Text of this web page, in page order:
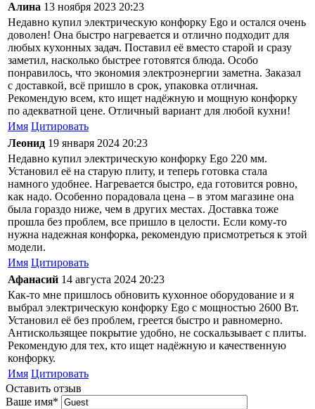
Алина 13 ноября 2023 20:23
Недавно купил электрическую конфорку Ego и остался очень
доволен! Она быстро нагревается и отлично подходит для
любых кухонных задач. Поставил её вместо старой и сразу
заметил, насколько быстрее готовятся блюда. Особо
понравилось, что экономия электроэнергии заметна. Заказал
с доставкой, всё пришло в срок, упаковка отличная.
Рекомендую всем, кто ищет надёжную и мощную конфорку
по адекватной цене. Отличный вариант для любой кухни!
Имя Цитировать
Леонид 19 января 2024 20:23
Недавно купил электрическую конфорку Ego 220 мм.
Установил её на старую плиту, и теперь готовка стала
намного удобнее. Нагревается быстро, еда готовится ровно,
как надо. Особенно порадовала цена – в этом магазине она
была гораздо ниже, чем в других местах. Доставка тоже
прошла без проблем, все пришло в целости. Если кому-то
нужна надежная конфорка, рекомендую присмотреться к этой
модели.
Имя Цитировать
Афанасий 14 августа 2024 20:23
Как-то мне пришлось обновить кухонное оборудование и я
выбрал электрическую конфорку Ego с мощностью 2600 Вт.
Установил её без проблем, греется быстро и равномерно.
Антискользящее покрытие удобно, не соскальзывает с плиты.
Рекомендую для тех, кто ищет надёжную и качественную
конфорку.
Имя Цитировать
Оставить отзыв
Ваше имя*